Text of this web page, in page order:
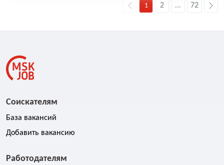
1 2 ... 72
Соискателям
База вакансий
Добавить вакансию
Работодателям